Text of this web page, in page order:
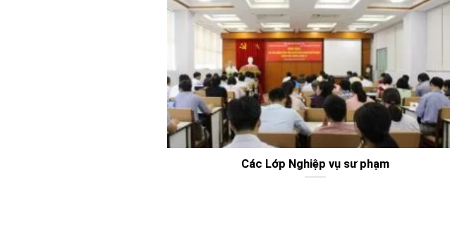
Các Lớp Nghiệp vụ sư phạm